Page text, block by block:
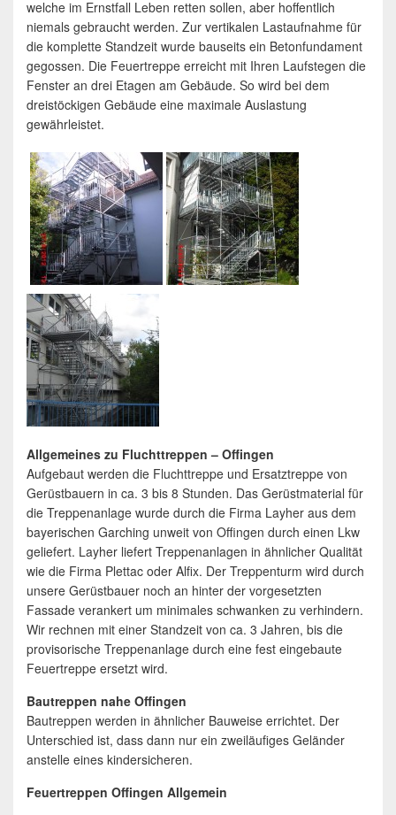
welche im Ernstfall Leben retten sollen, aber hoffentlich
niemals gebraucht werden. Zur vertikalen Lastaufnahme für
die komplette Standzeit wurde bauseits ein Betonfundament
gegossen. Die Feuertreppe erreicht mit Ihren Laufstegen die
Fenster an drei Etagen am Gebäude. So wird bei dem
dreistöckigen Gebäude eine maximale Auslastung
gewährleistet.
Allgemeines zu Fluchttreppen – Offingen
Aufgebaut werden die Fluchttreppe und Ersatztreppe von
Gerüstbauern in ca. 3 bis 8 Stunden. Das Gerüstmaterial für
die Treppenanlage wurde durch die Firma Layher aus dem
bayerischen Garching unweit von Offingen durch einen Lkw
geliefert. Layher liefert Treppenanlagen in ähnlicher Qualität
wie die Firma Plettac oder Alfix. Der Treppenturm wird durch
unsere Gerüstbauer noch an hinter der vorgesetzten
Fassade verankert um minimales schwanken zu verhindern.
Wir rechnen mit einer Standzeit von ca. 3 Jahren, bis die
provisorische Treppenanlage durch eine fest eingebaute
Feuertreppe ersetzt wird.
Bautreppen nahe Offingen
Bautreppen werden in ähnlicher Bauweise errichtet. Der
Unterschied ist, dass dann nur ein zweiläufiges Geländer
anstelle eines kindersicheren.
Feuertreppen Offingen Allgemein